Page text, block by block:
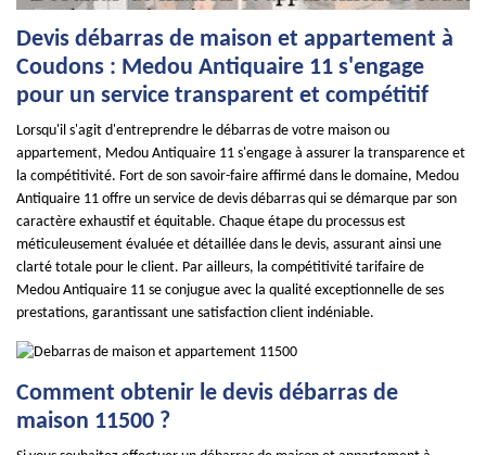
Devis débarras de maison et appartement à
Coudons : Medou Antiquaire 11 s'engage
pour un service transparent et compétitif
Lorsqu'il s'agit d'entreprendre le débarras de votre maison ou
appartement, Medou Antiquaire 11 s'engage à assurer la transparence et
la compétitivité. Fort de son savoir-faire affirmé dans le domaine, Medou
Antiquaire 11 offre un service de devis débarras qui se démarque par son
caractère exhaustif et équitable. Chaque étape du processus est
méticuleusement évaluée et détaillée dans le devis, assurant ainsi une
clarté totale pour le client. Par ailleurs, la compétitivité tarifaire de
Medou Antiquaire 11 se conjugue avec la qualité exceptionnelle de ses
prestations, garantissant une satisfaction client indéniable.
Comment obtenir le devis débarras de
maison 11500 ?